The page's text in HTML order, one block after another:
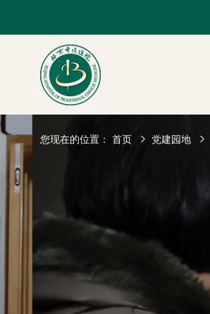
您现在的位置： 首页 党建园地